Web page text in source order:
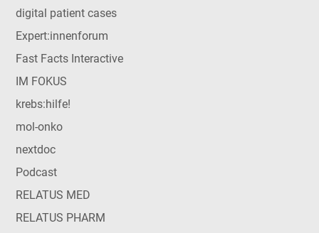
digital patient cases
Expert:innenforum
Fast Facts Interactive
IM FOKUS
krebs:hilfe!
mol-onko
nextdoc
Podcast
RELATUS MED
RELATUS PHARM